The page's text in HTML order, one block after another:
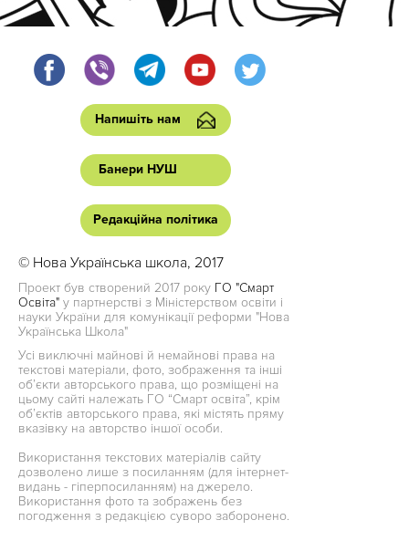
Напишіть нам
Банери НУШ
Редакційна політика
© Нова Українська школа, 2017
Проект був створений 2017 року ГО "Смарт
Освіта" у партнерстві з Міністерством освіти і
науки України для комунікації реформи "Нова
Українська Школа"
Усі виключні майнові й немайнові права на
текстові матеріали, фото, зображення та інші
об’єкти авторського права, що розміщені на
цьому сайті належать ГО “Смарт освіта”, крім
об’єктів авторського права, які містять пряму
вказівку на авторство іншої особи.
Використання текстових матеріалів сайту
дозволено лише з посиланням (для інтернет-
видань - гіперпосиланням) на джерело.
Використання фото та зображень без
погодження з редакцією суворо заборонено.